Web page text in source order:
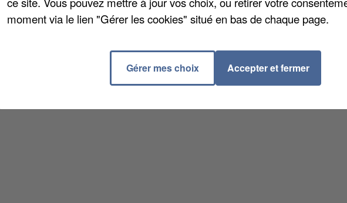
moment via le lien "Gérer les cookies" situé en bas de chaque page.
Gérer mes choix Accepter et fermer